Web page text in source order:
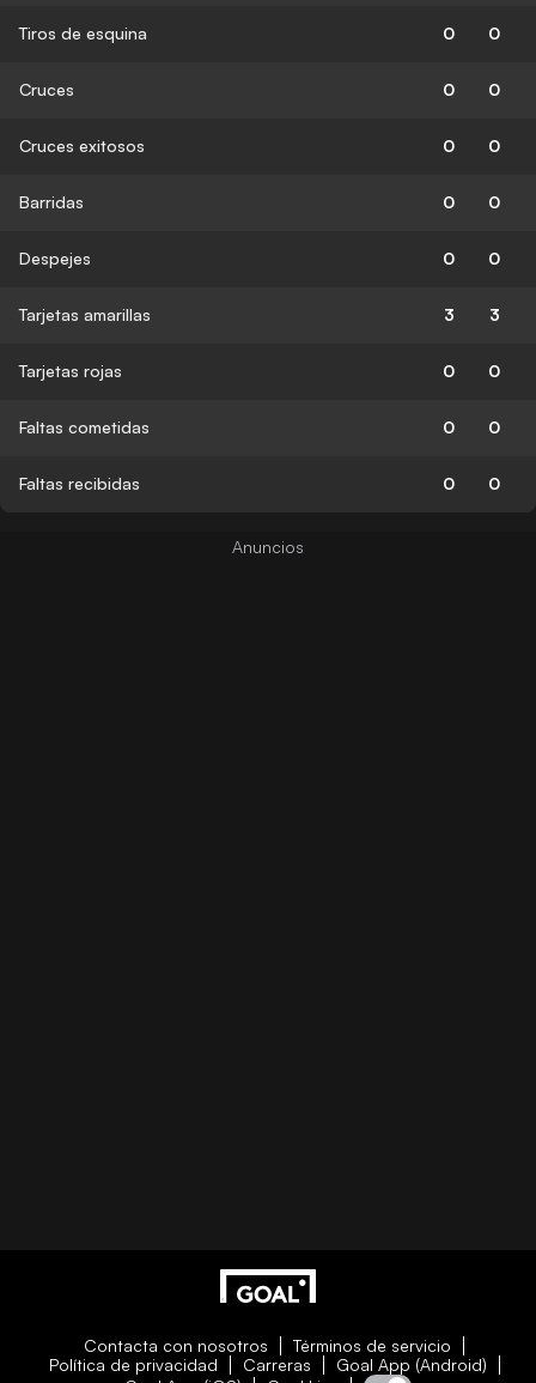
Tiros de esquina 0 0
Cruces 0 0
Cruces exitosos 0 0
Barridas 0 0
Despejes 0 0
Tarjetas amarillas 3 3
Tarjetas rojas 0 0
Faltas cometidas 0 0
Faltas recibidas 0 0
Contacta con nosotros
Términos de servicio
Política de privacidad
Carreras
Goal App (Android)